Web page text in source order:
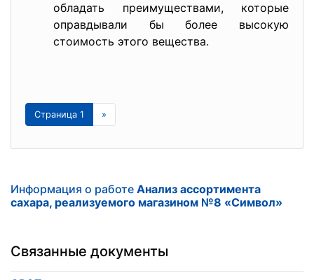
обладать преимуществами, которые
оправдывали бы более высокую
стоимость этого вещества.
Страница 1 »
Информация о работе Анализ ассортимента
сахара, реализуемого магазином №8 «Символ»
Связанные документы